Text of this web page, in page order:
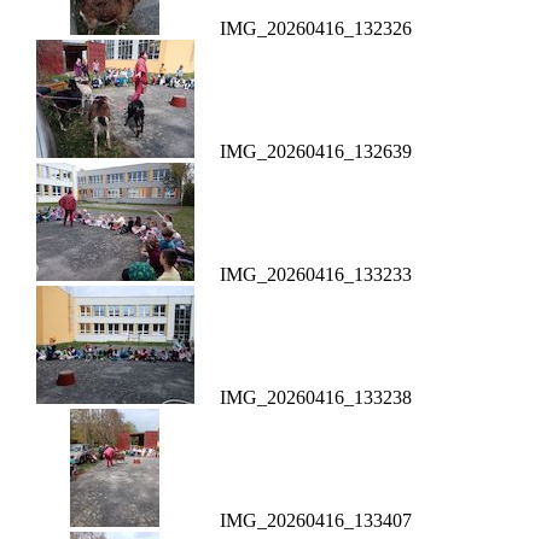
IMG_20260416_132326
IMG_20260416_132639
IMG_20260416_133233
IMG_20260416_133238
IMG_20260416_133407